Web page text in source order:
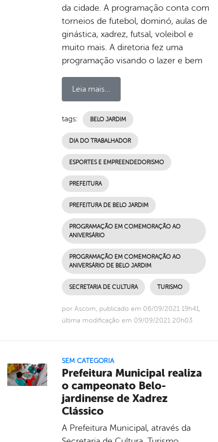
da cidade. A programação conta com
torneios de futebol, dominó, aulas de
ginástica, xadrez, futsal, voleibol e
muito mais. A diretoria fez uma
programação visando o lazer e bem
Leia mais...
tags: BELO JARDIM
DIA DO TRABALHADOR
ESPORTES E EMPREENDEDORISMO
PREFEITURA
PREFEITURA DE BELO JARDIM
PROGRAMAÇÃO EM COMEMORAÇÃO AO
ANIVERSÁRIO
PROGRAMAÇÃO EM COMEMORAÇÃO AO
ANIVERSÁRIO DE BELO JARDIM
SECRETARIA DE CULTURA TURISMO
por Ascom, publicado em 06/09/2021 19h41,
última modificação em 09/09/2021 20h03
SEM CATEGORIA
Prefeitura Municipal realiza
o campeonato Belo-
jardinense de Xadrez
Clássico
A Prefeitura Municipal, através da